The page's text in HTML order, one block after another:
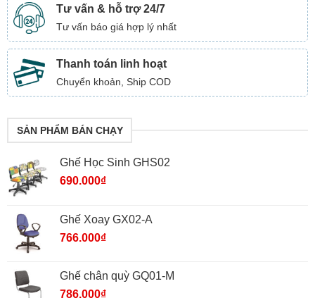
Tư vấn & hỗ trợ 24/7
Tư vấn báo giá hợp lý nhất
Thanh toán linh hoạt
Chuyển khoản, Ship COD
SẢN PHẨM BÁN CHẠY
Ghế Học Sinh GHS02
690.000₫
Ghế Xoay GX02-A
766.000₫
Ghế chân quỳ GQ01-M
786.000₫